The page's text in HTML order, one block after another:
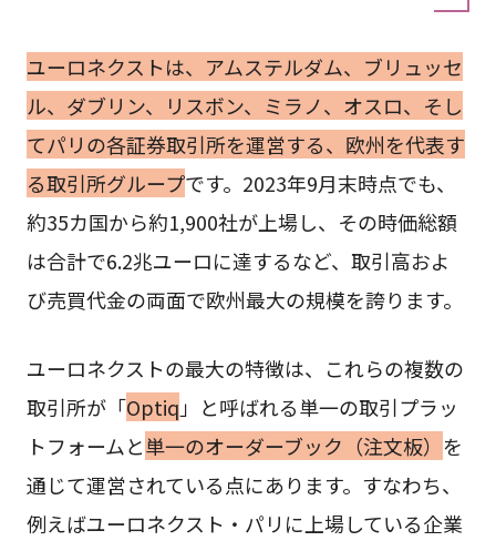
ユーロネクストは、アムステルダム、ブリュッセ
ル、ダブリン、リスボン、ミラノ、オスロ、そし
てパリの各証券取引所を運営する、欧州を代表す
る取引所グループです。2023年9月末時点でも、
約35カ国から約1,900社が上場し、その時価総額
は合計で6.2兆ユーロに達するなど、取引高およ
び売買代金の両面で欧州最大の規模を誇ります。
ユーロネクストの最大の特徴は、これらの複数の
取引所が「Optiq 」と呼ばれる単一の取引プラッ
トフォームと単一のオーダーブック（注文板） を
通じて運営されている点にあります。すなわち、
例えばユーロネクスト・パリに上場している企業